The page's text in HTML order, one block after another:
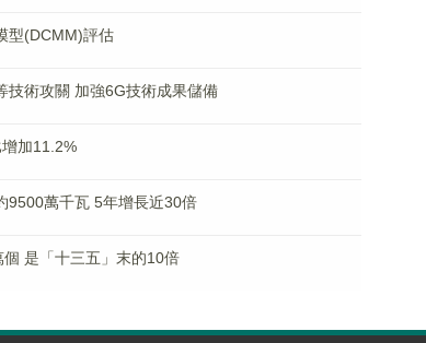
型(DCMM)評估
技術攻關 加強6G技術成果儲備
加11.2%
9500萬千瓦 5年增長近30倍
是「十三五」末的10倍